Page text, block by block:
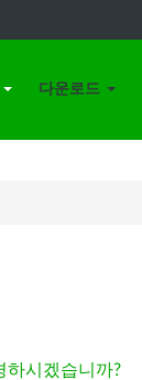
다운로드
하시겠습니까?